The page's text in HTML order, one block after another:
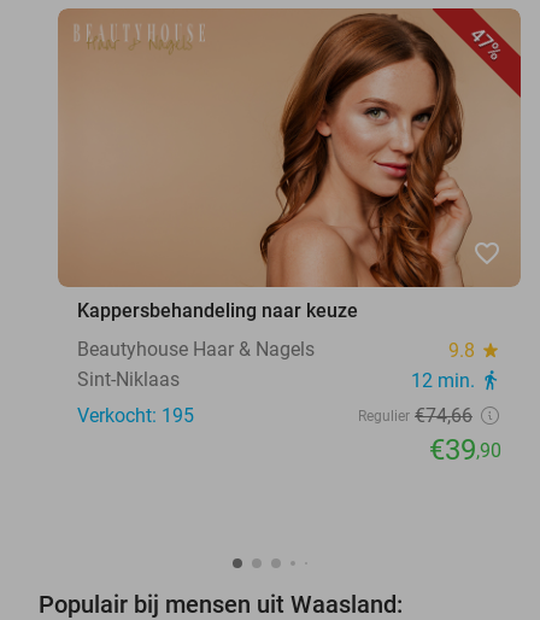
47%
favorite_border
Kappersbehandeling naar keuze
Beautyhouse Haar & Nagels
9.8 star
Sint-Niklaas 12 min. directions_walk
Verkocht: 195 Regulier €74,66
€39,90
Populair bij mensen uit Waasland: